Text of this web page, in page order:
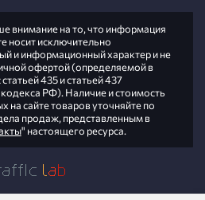
внимание на то, что информация
носит исключительно
и информационный характер и не
офертой (определяемой в
435 и статьей 437
РФ). Наличие и стоимость
на сайте товаров уточняйте по
продаж, представленным в
" настоящего ресурса.